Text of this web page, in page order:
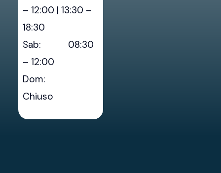
– 12:00 | 13:30 –
18:30
Sab: 08:30
– 12:00
Dom:
Chiuso